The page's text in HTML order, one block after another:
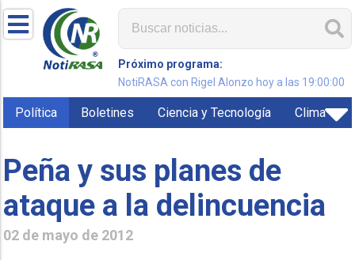
Próximo programa:
NotiRASA con Rigel Alonzo hoy a las 19:00:00
Política Boletines Ciencia y Tecnología Clima
Peña y sus planes de
ataque a la delincuencia
02 de mayo de 2012